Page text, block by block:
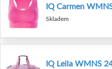
IQ Carmen
Skladem
IQ Leila WMNS